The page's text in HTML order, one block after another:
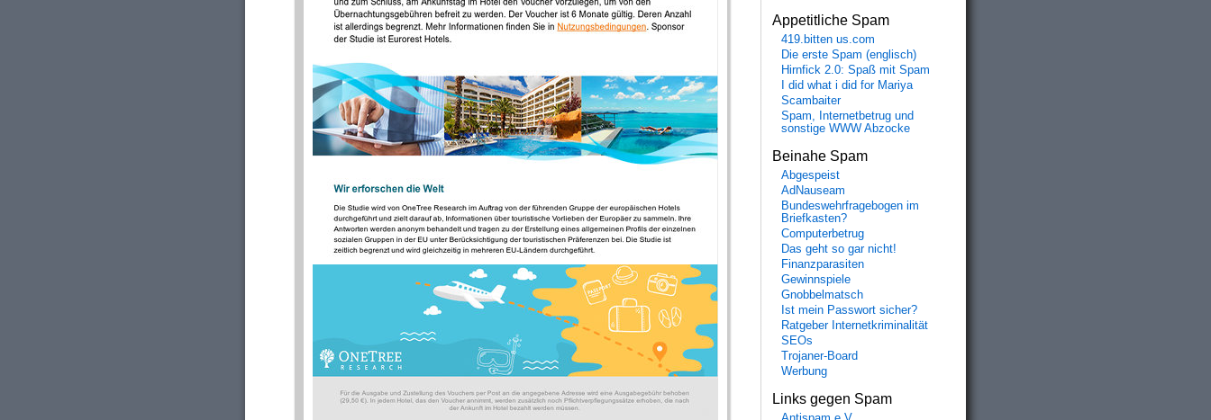
Appetitliche Spam
419.bitten us.com
Die erste Spam (englisch)
Hirnfick 2.0: Spaß mit Spam
I did what i did for Mariya
Scambaiter
Spam, Internetbetrug und
sonstige WWW Abzocke
Beinahe Spam
Abgespeist
AdNauseam
Bundeswehrfragebogen im
Briefkasten?
Computerbetrug
Das geht so gar nicht!
Finanzparasiten
Gewinnspiele
Gnobbelmatsch
Ist mein Passwort sicher?
Ratgeber Internetkriminalität
SEOs
Trojaner-Board
Werbung
Links gegen Spam